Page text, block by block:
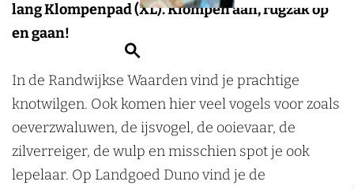
o
e
k
e
n
lang Klompenpad (XL). Klompen aan, rugzak op
en gaan!
In de Randwijkse Waarden vind je prachtige
knotwilgen. Ook komen hier veel vogels voor zoals
oeverzwaluwen, de ijsvogel, de ooievaar, de
zilverreiger, de wulp en misschien spot je ook
lepelaar. Op Landgoed Duno vind je de